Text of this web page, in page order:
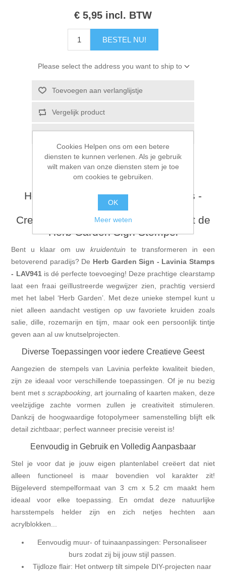
€ 5,95 incl. BTW
BESTEL NU!
Please select the address you want to ship to
Toevoegen aan verlanglijstje
Vergelijk product
E-mail een vriend
Herb Garden Sign - Lavinia Stamps -
LAV941
Creëer Magische Tuinmomenten met de
Herb Garden Sign Stempel
Bent u klaar om uw kruidentuin te transformeren in een
betoverend paradijs? De Herb Garden Sign - Lavinia Stamps
- LAV941is dé perfecte toevoeging! Deze prachtige clearstamp
laat een fraai geïllustreerde wegwijzer zien, prachtig versierd
met het label ‘Herb Garden’. Met deze unieke stempel kunt u
niet alleen aandacht vestigen op uw favoriete kruiden zoals
salie, dille, rozemarijn en tijm, maar ook een persoonlijk tintje
geven aan al uw knutselprojecten.
Diverse Toepassingen voor iedere Creatieve Geest
Aangezien de stempels van Lavinia perfekte kwaliteit bieden,
zijn ze ideaal voor verschillende toepassingen. Of je nu bezig
bent met s scrapbooking, art journaling of kaarten maken, deze
veelzijdige zachte vormen zullen je creativiteit stimuleren.
Dankzij de hoogwaardige fotopolymeer samenstelling blijft elk
detail zichtbaar; perfect wanneer precisie vereist is!
Eenvoudig in Gebruik en Volledig Aanpasbaar
Stel je voor dat je jouw eigen plantenlabel creëert dat niet
alleen functioneel is maar bovendien vol karakter zit!
Bijgeleverd stempelformaat van 3 cm x 5.2 cm maakt hem
ideaal voor elke toepassing. En omdat deze natuurlijke
harsstempels helder zijn en zich netjes hechten aan
acrylblokken...
Eenvoudig muur- of tuinaanpassingen: Personaliseer
burs zodat zij bij jouw stijl passen.
Tijdloze flair: Het ontwerp tilt simpele DIY-projecten naar
Cookies Helpen ons om een betere
diensten te kunnen verlenen. Als je gebruik
wilt maken van onze diensten stem je toe
om cookies te gebruiken.
OK
Meer weten